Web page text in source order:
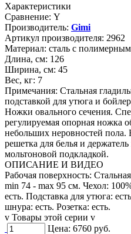
Характеристики
Сравнение: Y
Производитель: Gimi
Артикул производителя: 2962
Материал: сталь с
Длина, см: 126
Ширина, см: 45
Вес, кг: 7
Примечания: Стальная
подставкой для утюга и
Ножки овального сечения.
регулируемая опорная ножка
небольших неровностей
решетка для белья и
мольтоновой подкладкой.
ОПИСАНИЕ И ВИДЕО
Рабочая поверхность:
min 74 - max 95 см. Чехол:
есть. Подставка для утюга:
шнура: есть. Розетка: есть.
v Товары этой серии v
Цена: 6760 руб.